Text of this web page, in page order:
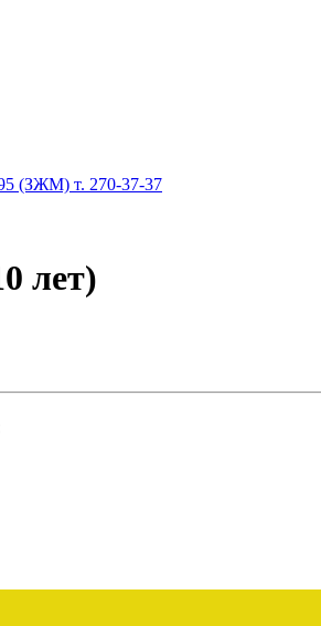
(ЗЖМ) т. 270-37-37
лет)